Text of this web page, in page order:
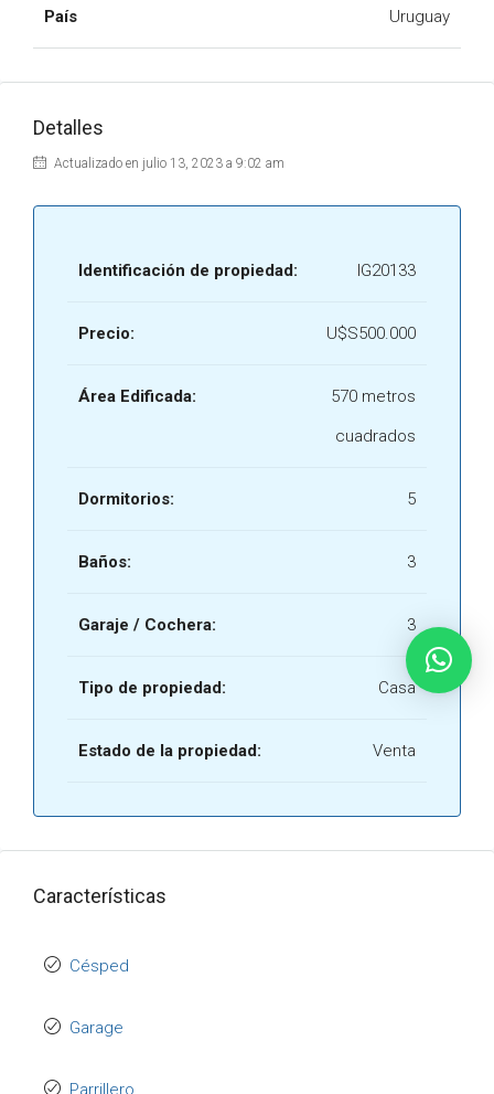
País Uruguay
Detalles
Actualizado en julio 13, 2023 a 9:02 am
Identificación de propiedad: IG20133
Precio: U$S500.000
Área Edificada:
570 metros
cuadrados
Dormitorios: 5
Baños: 3
Garaje / Cochera: 3
Tipo de propiedad: Casa
Estado de la propiedad: Venta
Características
Césped
Garage
Parrillero